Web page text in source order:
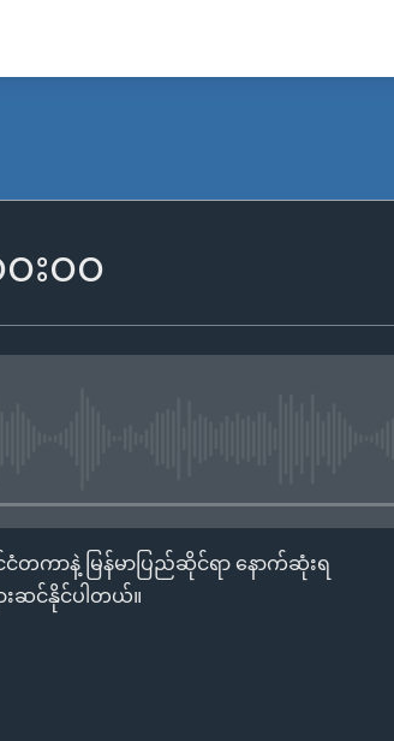
း၀၀
ငံတကာနဲ့ မြန်မာပြည်ဆိုင်ရာ နောက်ဆုံးရ
းဆင်နိုင်ပါတယ်။